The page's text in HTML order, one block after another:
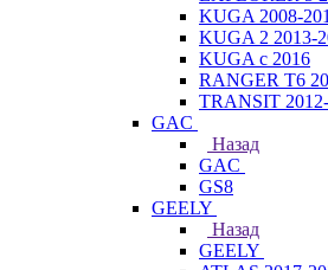
KUGA 2008-
KUGA 2 2013-
KUGA с 2016
RANGER T6
TRANSIT
GAC
Назад
GAC
GS8
GEELY
Назад
GEELY